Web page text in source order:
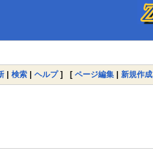
| 検索 | ヘルプ] [ ページ編集 | 新規作成